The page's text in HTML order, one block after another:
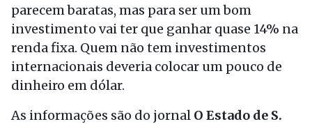
parecem baratas, mas para ser um bom
investimento vai ter que ganhar quase 14% na
renda fixa. Quem não tem investimentos
internacionais deveria colocar um pouco de
dinheiro em dólar.
As informações são do jornal O Estado de S.